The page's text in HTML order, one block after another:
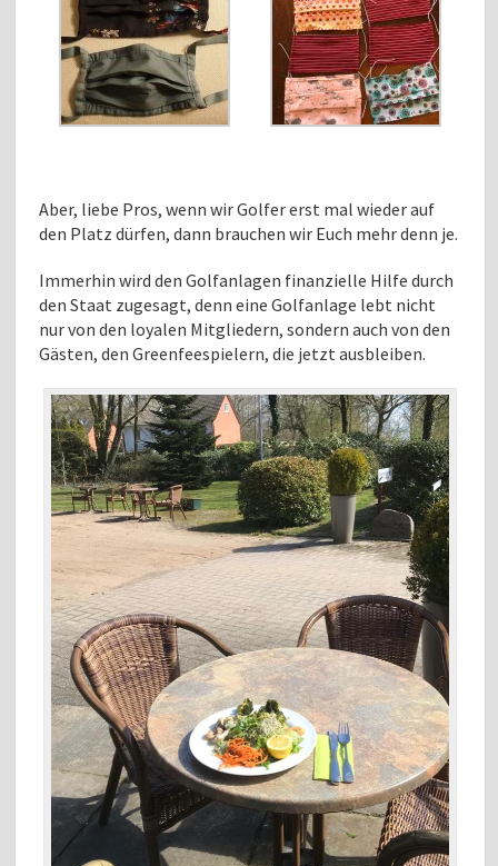
Aber, liebe Pros, wenn wir Golfer erst mal wieder auf
den Platz dürfen, dann brauchen wir Euch mehr denn je.
Immerhin wird den Golfanlagen finanzielle Hilfe durch
den Staat zugesagt, denn eine Golfanlage lebt nicht
nur von den loyalen Mitgliedern, sondern auch von den
Gästen, den Greenfeespielern, die jetzt ausbleiben.